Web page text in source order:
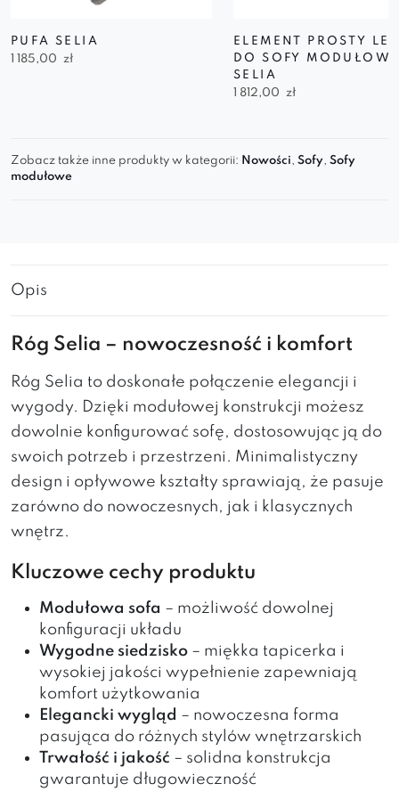
PUFA SELIA
1 185,00
zł
ELEMENT PROSTY
DO SOFY
SELIA
1 812,00
zł
Zobacz także inne produkty w kategorii: Nowości, Sofy, Sofy
modułowe
Opis
Róg Selia – nowoczesność i komfort
Róg Selia to doskonałe połączenie elegancji i
wygody. Dzięki modułowej konstrukcji możesz
dowolnie konfigurować sofę, dostosowując ją do
swoich potrzeb i przestrzeni. Minimalistyczny
design i opływowe kształty sprawiają, że pasuje
zarówno do nowoczesnych, jak i klasycznych
wnętrz.
Kluczowe cechy produktu
Modułowa sofa – możliwość dowolnej
konfiguracji układu
Wygodne siedzisko – miękka tapicerka i
wysokiej jakości wypełnienie zapewniają
komfort użytkowania
Elegancki wygląd – nowoczesna forma
pasująca do różnych stylów wnętrzarskich
Trwałość i jakość – solidna konstrukcja
gwarantuje długowieczność